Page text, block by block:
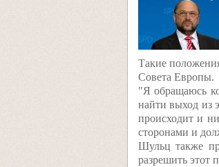
Такие
Совета Европы.
"Я обращаюсь
найти выход из
происходит и
сторонами и
Шульц также
разрешить этот